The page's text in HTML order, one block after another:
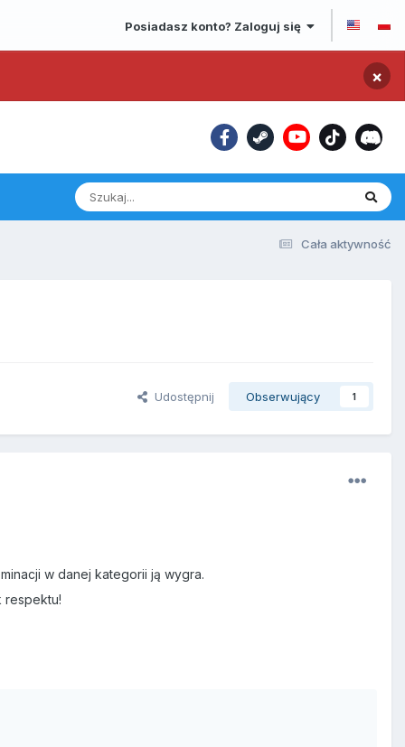
Posiadasz konto? Zaloguj się
×
Cała aktywność
Udostępnij Obserwujący 1
w danej kategorii ją wygra.
respektu!